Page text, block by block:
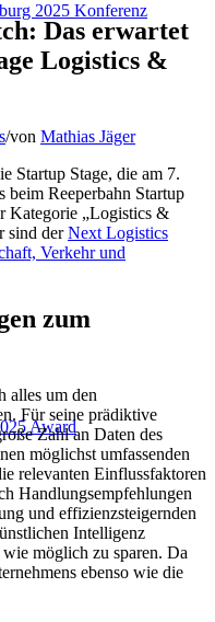
2025 Konferenz
Award
Das erwartet
Logistics &
/von Mathias Jäger
Startup Stage, die am 7.
beim Reeperbahn Startup
Kategorie „Logistics &
sind derNext Logistics
Verkehr und
zum
alles um den
Für seine prädiktive
Zahl an Daten des
möglichst umfassenden
relevanten Einflussfaktoren
Handlungsempfehlungen
und effizienzsteigernden
Intelligenz
möglich zu sparen. Da
ebenso wie die